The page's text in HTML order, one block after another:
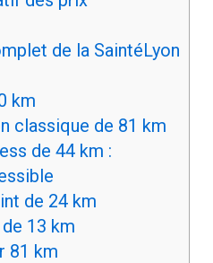
de la SaintéLyon
km
classique de 81 km
de 44 km :
de 24 km
13 km
81 km